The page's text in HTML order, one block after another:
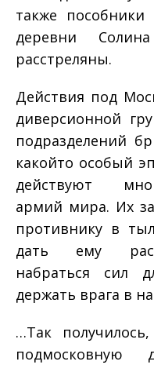
также
деревни
расстреляны.
Действия под
диверсионной
подразделений
какой­то особый
действуют
армий мира. Их
противнику в
дать ему
набраться сил
держать врага в
…Так